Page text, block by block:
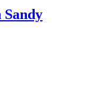
Sandy